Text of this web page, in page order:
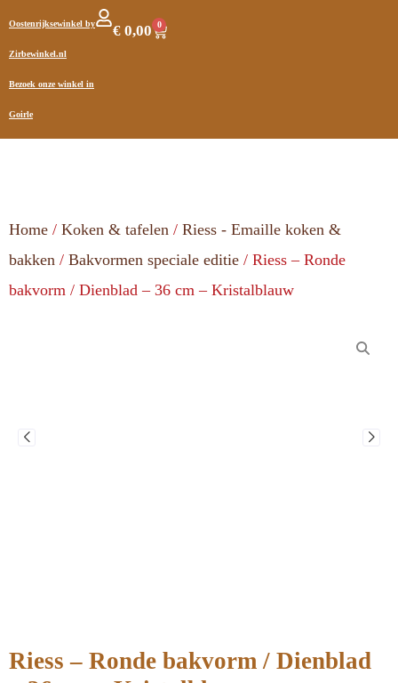
Oostenrijksewinkel by
Zirbewinkel.nl
Bezoek onze winkel in
Goirle
€ 0,00 0
Home / Koken & tafelen / Riess - Emaille koken &
bakken / Bakvormen speciale editie / Riess – Ronde
bakvorm / Dienblad – 36 cm – Kristalblauw
Riess – Ronde bakvorm / Dienblad